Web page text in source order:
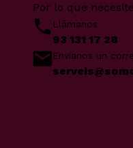
Por lo que
Llámanos
93 131 17 28
Envíanos un